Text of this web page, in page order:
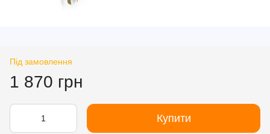
Під замовлення
1 870 грн
Купити